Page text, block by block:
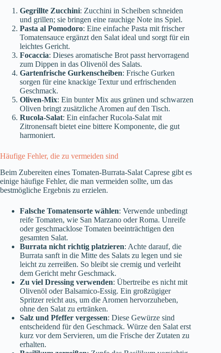
Gegrillte Zucchini: Zucchini in Scheiben schneiden
und grillen; sie bringen eine rauchige Note ins Spiel.
Pasta al Pomodoro: Eine einfache Pasta mit frischer
Tomatensauce ergänzt den Salat ideal und sorgt für ein
leichtes Gericht.
Focaccia: Dieses aromatische Brot passt hervorragend
zum Dippen in das Olivenöl des Salats.
Gartenfrische Gurkenscheiben: Frische Gurken
sorgen für eine knackige Textur und erfrischenden
Geschmack.
Oliven-Mix: Ein bunter Mix aus grünen und schwarzen
Oliven bringt zusätzliche Aromen auf den Tisch.
Rucola-Salat: Ein einfacher Rucola-Salat mit
Zitronensaft bietet eine bittere Komponente, die gut
harmoniert.
Häufige Fehler, die zu vermeiden sind
Beim Zubereiten eines Tomaten-Burrata-Salat Caprese gibt es
einige häufige Fehler, die man vermeiden sollte, um das
bestmögliche Ergebnis zu erzielen.
Falsche Tomatensorte wählen: Verwende unbedingt
reife Tomaten, wie San Marzano oder Roma. Unreife
oder geschmacklose Tomaten beeinträchtigen den
gesamten Salat.
Burrata nicht richtig platzieren: Achte darauf, die
Burrata sanft in die Mitte des Salats zu legen und sie
leicht zu zerreißen. So bleibt sie cremig und verleiht
dem Gericht mehr Geschmack.
Zu viel Dressing verwenden: Übertreibe es nicht mit
Olivenöl oder Balsamico-Essig. Ein großzügiger
Spritzer reicht aus, um die Aromen hervorzuheben,
ohne den Salat zu ertränken.
Salz und Pfeffer vergessen: Diese Gewürze sind
entscheidend für den Geschmack. Würze den Salat erst
kurz vor dem Servieren, um die Frische der Zutaten zu
erhalten.